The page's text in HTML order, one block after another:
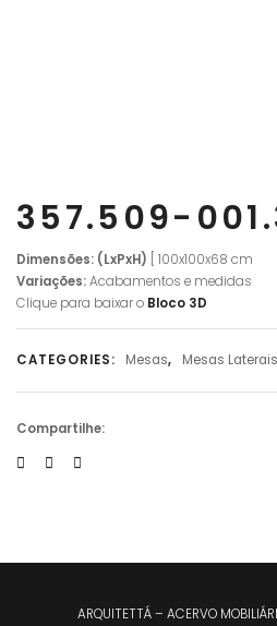
357.509-
Dimensões: (LxPxH)
[ 100x100x68 cm
Variações:Acabamentos e medidas
Clique para baixar o Bloco 3D
CATEGORIES: Mesas, Mesas
Compartilhe:
ARQUITETTÁ – ACERVO